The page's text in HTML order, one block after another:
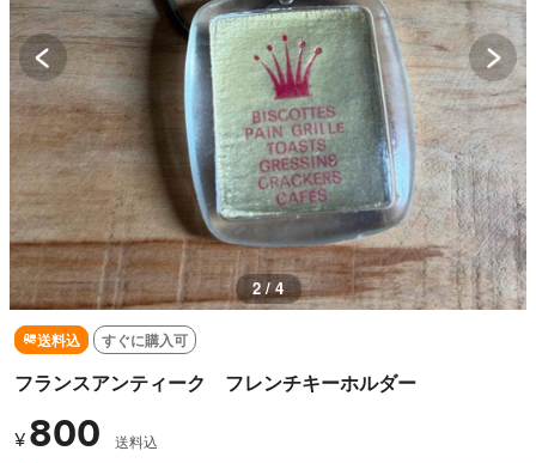
3 / 4
送料込 すぐに購入可
フランスアンティーク フレンチキーホルダー
¥ 800 送料込